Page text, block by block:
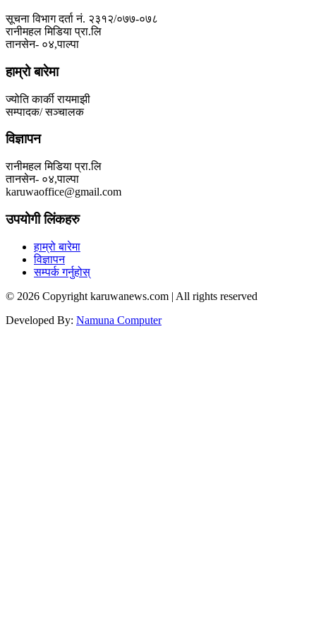
सूचना विभाग दर्ता नं. २३१२/०७७-०७८
रानीमहल मिडिया प्रा.लि
तानसेन- ०४,पाल्पा
हाम्रो बारेमा
ज्योति कार्की रायमाझी
सम्पादक/ सञ्चालक
विज्ञापन
रानीमहल मिडिया प्रा.लि
तानसेन- ०४,पाल्पा
karuwaoffice@gmail.com
उपयोगी लिंकहरु
हाम्रो बारेमा
विज्ञापन
सम्पर्क गर्नुहोस्
© 2026 Copyright karuwanews.com | All rights reserved
Developed By: Namuna Computer